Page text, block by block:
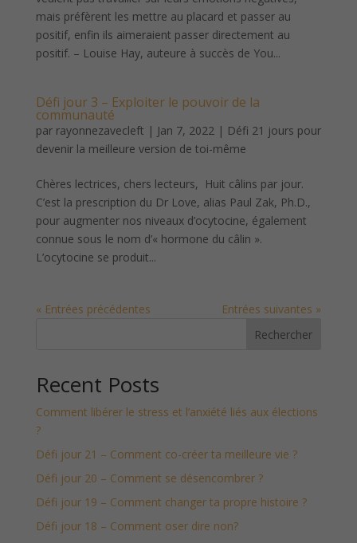
mais préfèrent les mettre au placard et passer au
positif, enfin ils aimeraient passer directement au
positif. – Louise Hay, auteure à succès de You...
Défi jour 3 – Exploiter le pouvoir de la
communauté
par rayonnezavecleft | Jan 7, 2022| Défi 21 jours pour
devenir la meilleure version de toi-même
Chères lectrices, chers lecteurs, Huit câlins par jour.
C’est la prescription du Dr Love, alias Paul Zak, Ph.D.,
pour augmenter nos niveaux d’ocytocine, également
connue sous le nom d’« hormone du câlin ».
L’ocytocine se produit...
« Entrées précédentes
Entrées suivantes »
Rechercher
Recent Posts
Comment libérer le stress et l’anxiété liés aux élections
?
Défi jour 21 – Comment co-créer ta meilleure vie ?
Défi jour 20 – Comment se désencombrer ?
Défi jour 19 – Comment changer ta propre histoire ?
Défi jour 18 – Comment oser dire non?